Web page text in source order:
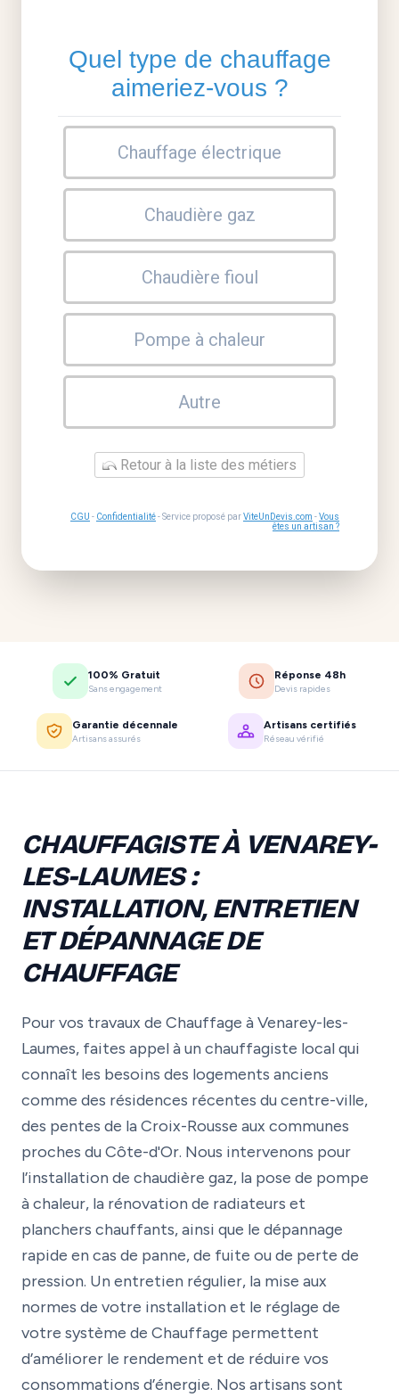
Quel type de chauffage
aimeriez-vous ?
Chauffage électrique
Chaudière gaz
Chaudière fioul
Pompe à chaleur
Autre
Retour à la liste des métiers
CGU - Confidentialité- Service proposé parViteUnDevis.com -Vous
êtes un artisan ?
100% Gratuit
Sans engagement
Réponse 48h
Devis rapides
Garantie décennale
Artisans assurés
Artisans certifiés
Réseau vérifié
CHAUFFAGISTE À VENAREY-
LES-LAUMES :
INSTALLATION, ENTRETIEN
ET DÉPANNAGE DE
CHAUFFAGE
Pour vos travaux de Chauffage à Venarey-les-
Laumes, faites appel à un chauffagiste local qui
connaît les besoins des logements anciens
comme des résidences récentes du centre-ville,
des pentes de la Croix-Rousse aux communes
proches du Côte-d'Or. Nous intervenons pour
l’installation de chaudière gaz, la pose de pompe
à chaleur, la rénovation de radiateurs et
planchers chauffants, ainsi que le dépannage
rapide en cas de panne, de fuite ou de perte de
pression. Un entretien régulier, la mise aux
normes de votre installation et le réglage de
votre système de Chauffage permettent
d’améliorer le rendement et de réduire vos
consommations d’énergie. Nos artisans sont